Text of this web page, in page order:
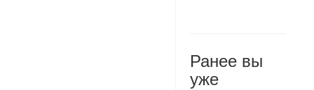
Ранее вы
уже